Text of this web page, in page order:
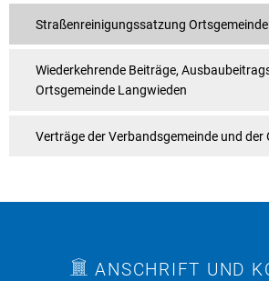
Straßenreinigungssatzung
Wiederkehrende Beiträge,
Ortsgemeinde Langwieden
Verträge der Verbandsgemeinde und der
ANSCHRIFT UND